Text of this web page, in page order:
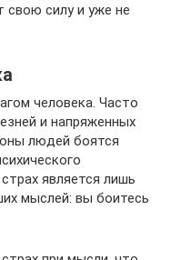
свою силу и уже не
человека. Часто
и напряженных
людей боятся
является лишь
мыслей: вы боитесь